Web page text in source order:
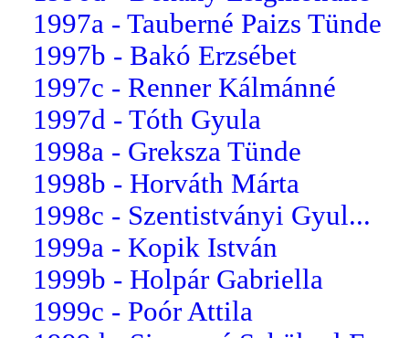
1997a - Tauberné Paizs Tünde
1997b - Bakó Erzsébet
1997c - Renner Kálmánné
1997d - Tóth Gyula
1998a - Greksza Tünde
1998b - Horváth Márta
1998c - Szentistványi Gyul...
1999a - Kopik István
1999b - Holpár Gabriella
1999c - Poór Attila